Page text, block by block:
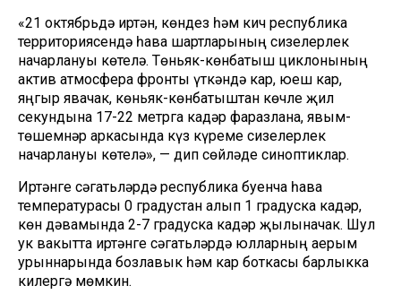
«21 октябрьдә иртән, көндез һәм кич республика
территориясендә һава шартларының сизелерлек
начарлануы көтелә. Төньяк-көнбатыш циклонының
актив атмосфера фронты үткәндә кар, юеш кар,
яңгыр явачак, көньяк-көнбатыштан көчле җил
секундына 17-22 метрга кадәр фаразлана, явым-
төшемнәр аркасында күз күреме сизелерлек
начарлануы көтелә», — дип сөйләде синоптиклар.
Иртәнге сәгатьләрдә республика буенча һава
температурасы 0 градустан алып 1 градуска кадәр,
көн дәвамында 2-7 градуска кадәр җылыначак. Шул
ук вакытта иртәнге сәгатьләрдә юлларның аерым
урыннарында бозлавык һәм кар боткасы барлыкка
килергә мөмкин.